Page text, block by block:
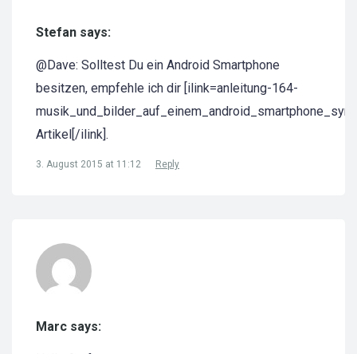
Stefan says:
@Dave: Solltest Du ein Android Smartphone
besitzen, empfehle ich dir [ilink=anleitung-164-
Artikel[/ilink].
3. August 2015 at 11:12 Reply
Marc says: